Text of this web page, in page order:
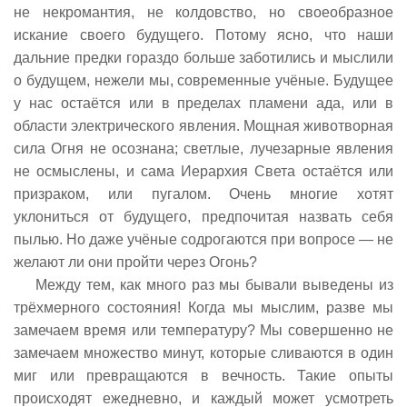
не некромантия, не колдовство, но своеобразное
искание своего будущего. Потому ясно, что наши
дальние предки гораздо больше заботились и мыслили
о будущем, нежели мы, современные учëные. Будущее
у нас остаëтся или в пределах пламени ада, или в
области электрического явления. Мощная животворная
сила Огня не осознана; светлые, лучезарные явления
не осмыслены, и сама Иерархия Света остаëтся или
призраком, или пугалом. Очень многие хотят
уклониться от будущего, предпочитая назвать себя
пылью. Но даже учëные содрогаются при вопросе — не
желают ли они пройти через Огонь?
Между тем, как много раз мы бывали выведены из
трëхмерного состояния! Когда мы мыслим, разве мы
замечаем время или температуру? Мы совершенно не
замечаем множество минут, которые сливаются в один
миг или превращаются в вечность. Такие опыты
происходят ежедневно, и каждый может усмотреть